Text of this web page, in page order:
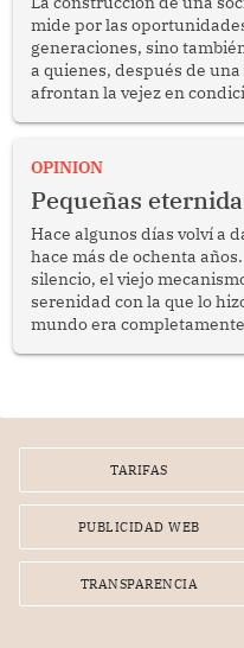
mide por las
generaciones, sino
a quienes, después de
afrontan la vejez en
bimestrales el subsidio
reflexionar sobre la
públicas dirigidas a los
OPINION
Pequeñas
Hace algunos días volví a
hace más de ochenta
silencio, el viejo
serenidad con la que lo
mundo era
TARIFAS
PUBLICIDAD WEB
TRANSPARENCIA